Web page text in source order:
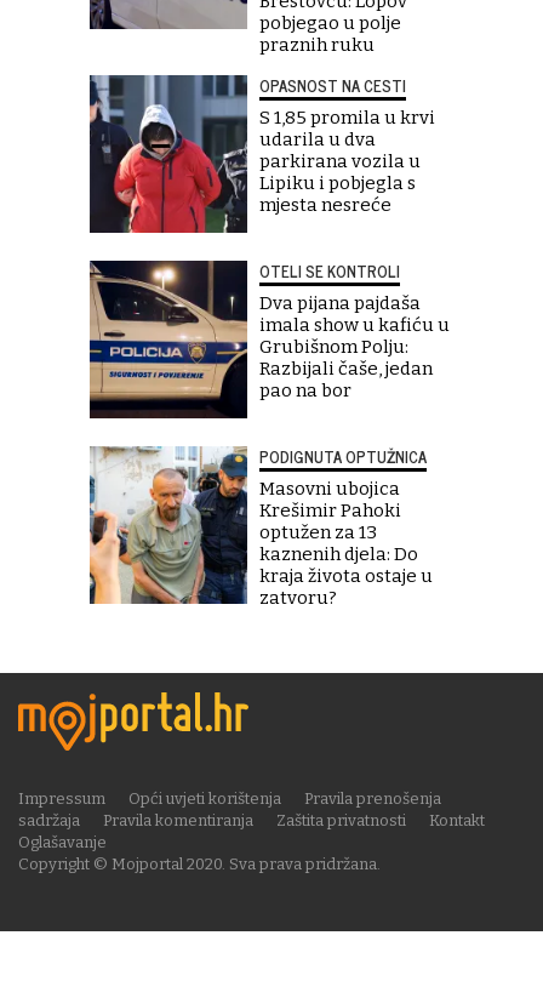
pobjegao u polje
praznih ruku
OPASNOST NA CESTI
S 1,85 promila u krvi
udarila u dva
parkirana vozila u
Lipiku i pobjegla s
mjesta nesreće
OTELI SE KONTROLI
Dva pijana pajdaša
imala show u kafiću u
Grubišnom Polju:
Razbijali čaše, jedan
pao na bor
PODIGNUTA OPTUŽNICA
Masovni ubojica
Krešimir Pahoki
optužen za 13
kaznenih djela: Do
kraja života ostaje u
zatvoru?
Copyright © Mojportal 2020. Sva prava pridržana.
Impressum Opći uvjeti korištenja
Pravila prenošenja
sadržaja
Pravila komentiranja Zaštita privatnosti
Kontakt
Oglašavanje